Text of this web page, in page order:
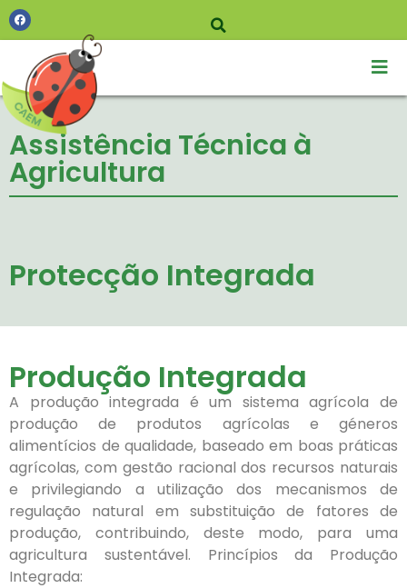
Assistência Técnica à
Agricultura
Protecção Integrada
Produção Integrada
A produção integrada é um sistema agrícola de
produção de produtos agrícolas e géneros
alimentícios de qualidade, baseado em boas práticas
agrícolas, com gestão racional dos recursos naturais
e privilegiando a utilização dos mecanismos de
regulação natural em substituição de fatores de
produção, contribuindo, deste modo, para uma
agricultura sustentável. Princípios da Produção
Integrada: